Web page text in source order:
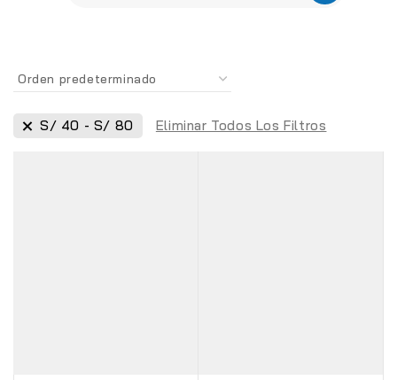
S/ 40 - S/ 80 Eliminar Todos Los Filtros